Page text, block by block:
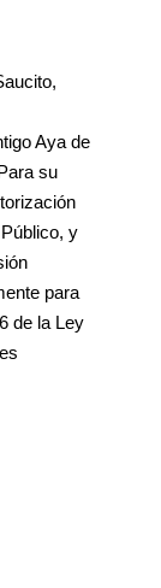
Aya de
su
y
para
de la Ley